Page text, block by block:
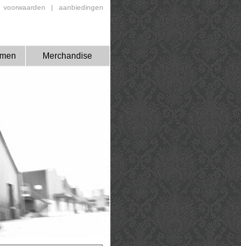
voorwaarden | aanbiedingen
Merchandise